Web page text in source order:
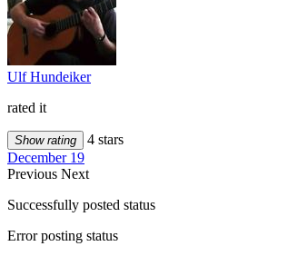
Ulf Hundeiker
rated it
Show rating
4 stars
December 19
Previous Next
Successfully posted status
Error posting status